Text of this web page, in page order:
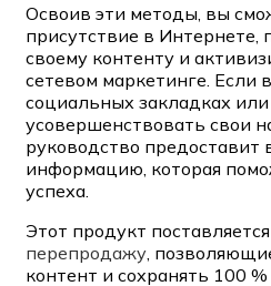
Освоив эти методы, вы
присутствие в Интернете,
своему контенту и
сетевом маркетинге. Если
социальных закладках или
усовершенствовать свои
руководство предоставит
информацию, которая
успеха.
Этот продукт поставляется
перепродажу ,
контент и сохранять 100